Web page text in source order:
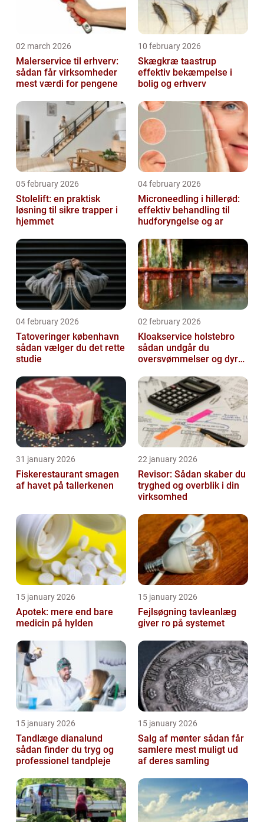
02 march 2026
Malerservice til erhverv:
sådan får virksomheder
mest værdi for pengene
10 february 2026
Skægkræ taastrup
effektiv bekæmpelse i
bolig og erhverv
05 february 2026
Stolelift: en praktisk
løsning til sikre trapper i
hjemmet
04 february 2026
Microneedling i hillerød:
effektiv behandling til
hudforyngelse og ar
04 february 2026
Tatoveringer københavn
sådan vælger du det rette
studie
02 february 2026
Kloakservice holstebro
sådan undgår du
oversvømmelser og dyre
31 january 2026
Fiskerestaurant smagen
af havet på tallerkenen
22 january 2026
Revisor: Sådan skaber du
tryghed og overblik i din
virksomhed
15 january 2026
Apotek: mere end bare
medicin på hylden
15 january 2026
Fejlsøgning tavleanlæg
giver ro på systemet
15 january 2026
Tandlæge dianalund
sådan finder du tryg og
professionel tandpleje
15 january 2026
Salg af mønter sådan får
samlere mest muligt ud
af deres samling